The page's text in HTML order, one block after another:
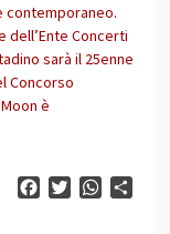
contemporaneo.
dell’Ente Concerti
sarà il 25enne
Concorso
è
FacebookTwitter